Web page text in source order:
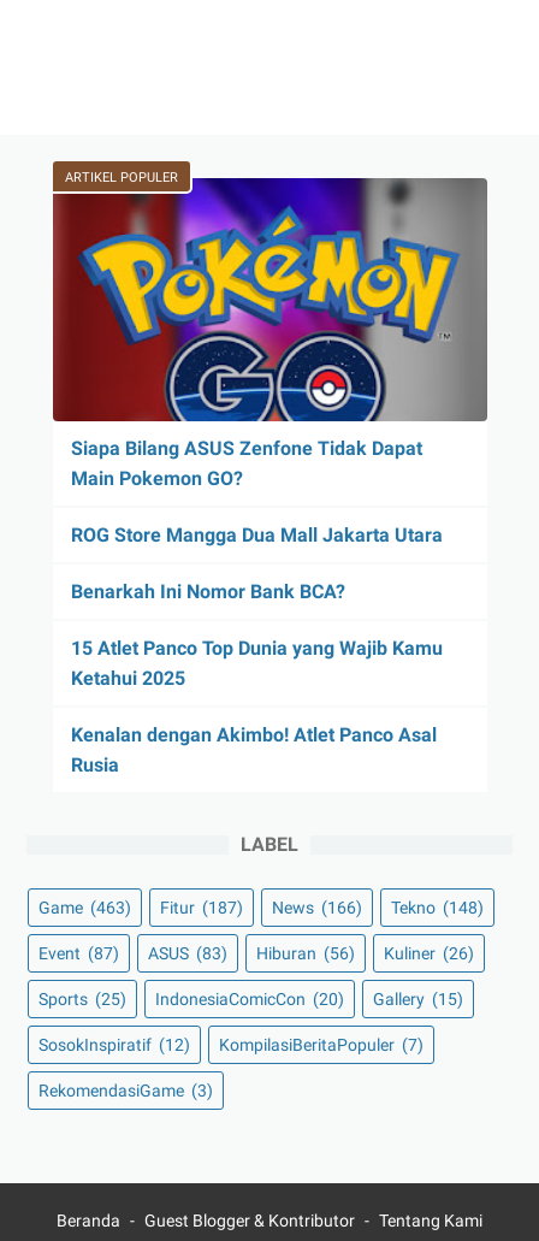
ARTIKEL POPULER
Siapa Bilang ASUS Zenfone Tidak Dapat
Main Pokemon GO?
ROG Store Mangga Dua Mall Jakarta Utara
Benarkah Ini Nomor Bank BCA?
15 Atlet Panco Top Dunia yang Wajib Kamu
Ketahui 2025
Kenalan dengan Akimbo! Atlet Panco Asal
Rusia
LABEL
Game (463) Fitur (187) News (166) Tekno (148)
Event (87) ASUS (83) Hiburan (56) Kuliner (26)
Sports (25) IndonesiaComicCon (20) Gallery (15)
SosokInspiratif (12) KompilasiBeritaPopuler (7)
RekomendasiGame (3)
Beranda Guest Blogger & Kontributor Tentang Kami